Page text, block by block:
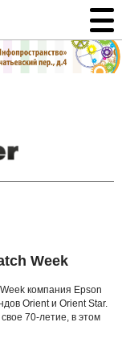
Week
компания Epson
Orient и Orient Star.
70-летие, в этом